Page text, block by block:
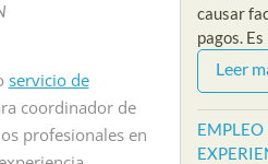
servicio de
coordinador de
profesionales en
causar
pagos.
Leer
EMPLEO
VACANTES NIVEL ADMINISTRATIVO
EMPLEO PARA
RECEPCIONISTA